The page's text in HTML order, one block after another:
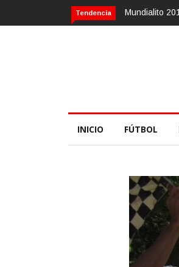
Tendencia
Carboni y una zurda mágicaCalvario
INICIO FÚTBOL